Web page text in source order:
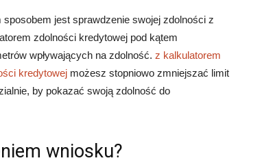
sposobem jest sprawdzenie swojej zdolności z
zdolności kredytowej pod kątem
wpływających na zdolność. z kalkulatorem
kredytowej możesz stopniowo zmniejszać limit
by pokazać swoją zdolność do
wniosku?